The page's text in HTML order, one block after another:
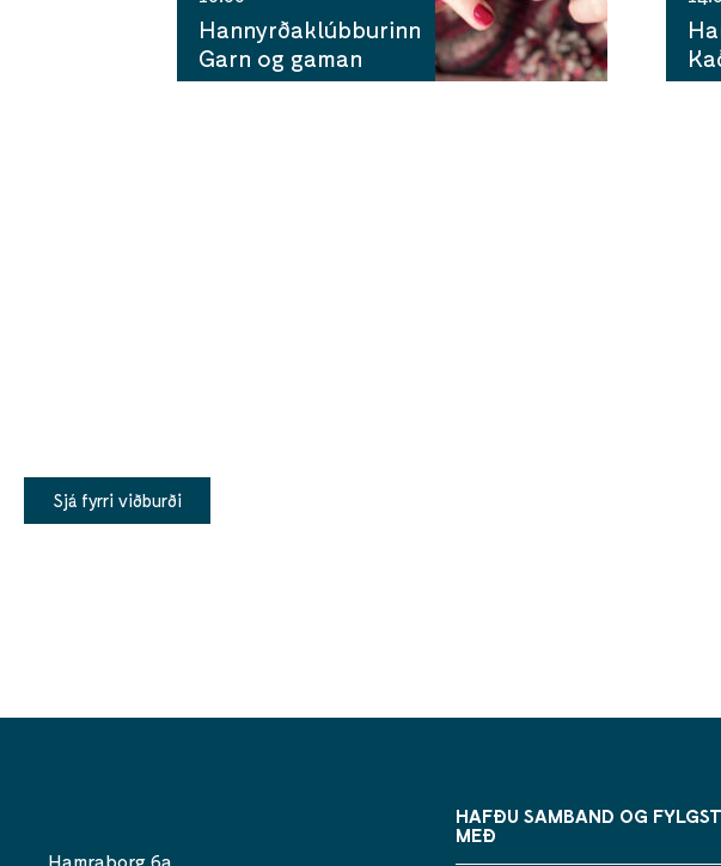
Hannyrðaklúbburinn
Garn og gaman
Sjá fyrri viðburði
Hamraborg 6a
HAFÐU SAMBAND OG
MEÐ